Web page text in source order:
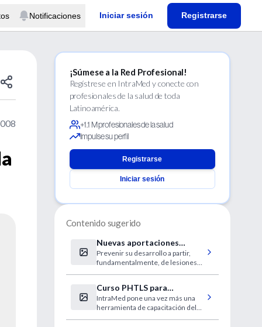
Notificaciones Iniciar sesión Registrarse
¡Súmese a la Red Profesional!
Regístrese en IntraMed y conecte con
profesionales de la salud de toda
Latinoamérica.
+1.1 M profesionales de la salud
Impulse su perfil
Registrarse
Iniciar sesión
Contenido sugerido
Nuevas aportaciones
acerca del cribado del
cáncer colorectal
Prevenir su desarrollo a partir,
fundamentalmente, de lesiones
Curso PHTLS para
estudiantes de medicina
IntraMed pone una vez más una
herramienta de capacitación del